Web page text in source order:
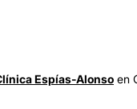
Espías-Alonso en